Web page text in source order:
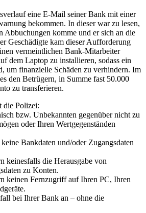
eine E-Mail seiner Bank mit einer
bekommen. In dieser war zu lesen,
Abbuchungen komme und er sich an die
Geschädigte kam dieser Aufforderung
vermeintlichen Bank-Mitarbeiter
dem Laptop zu installieren, sodass ein
um finanzielle Schäden zu verhindern. Im
den Betrügern, in Summe fast 50.000
zu transferieren.
die Polizei:
bzw. Unbekannten gegenüber nicht zu
oder Ihren Wertgegenständen
Bankdaten und/oder Zugangsdaten
keinesfalls die Herausgabe von
zu Konten.
keinen Fernzugriff auf Ihren PC, Ihren
bei Ihrer Bank an – ohne die